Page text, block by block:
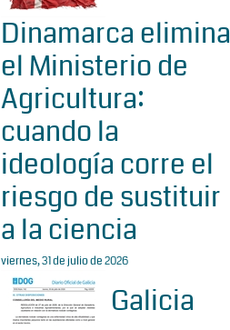
Dinamarca elimina
el Ministerio de
Agricultura:
cuando la
ideología corre el
riesgo de sustituir
a la ciencia
viernes, 31 de julio de 2026
Galicia